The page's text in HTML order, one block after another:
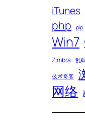
iTunes
php pip
Win7
Zimbra 乱
技术奇客
网络